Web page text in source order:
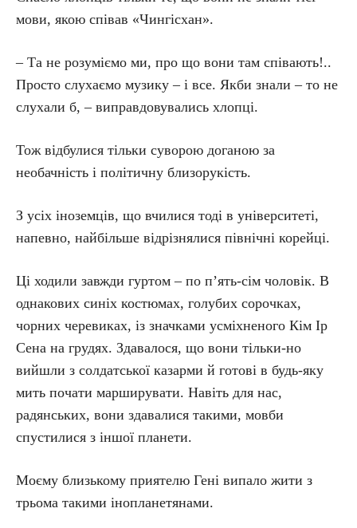
мови, якою співав «Чингісхан».
– Та не розуміємо ми, про що вони там співають!..
Просто слухаємо музику – і все. Якби знали – то не
слухали б, – виправдовувались хлопці.
Тож відбулися тільки суворою доганою за
необачність і політичну близорукість.
З усіх іноземців, що вчилися тоді в університеті,
напевно, найбільше відрізнялися північні корейці.
Ці ходили завжди гуртом – по п’ять-сім чоловік. В
однакових синіх костюмах, голубих сорочках,
чорних черевиках, із значками усміхненого Кім Ір
Сена на грудях. Здавалося, що вони тільки-но
вийшли з солдатської казарми й готові в будь-яку
мить почати марширувати. Навіть для нас,
радянських, вони здавалися такими, мовби
спустилися з іншої планети.
Моєму близькому приятелю Гені випало жити з
трьома такими інопланетянами.